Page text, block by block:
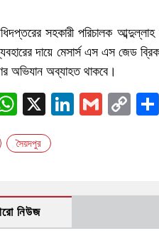
সহকারী পরিচালক
দায়ে মেসার্স এস এস জেড
অভিযান অব্যাহত থাকবে।
WhatsApp
X LinkedIn
Gmail
সৈয়দপুর
নিউজ